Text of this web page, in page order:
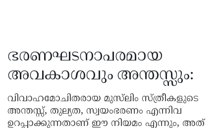
ഭരണഘടനാപരമായ
അവകാശവും അന്തസ്സും:
വിവാഹമോചിതരായ മുസ്‌ലിം സ്‌ത്രീകളുടെ
അന്തസ്സ്, തുല്യത, സ്വയംഭരണം എന്നിവ
ഉറപ്പാക്കുന്നതാണ് ഈ നിയമം എന്നും, അത്